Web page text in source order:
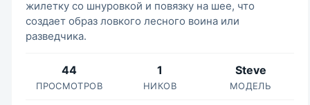
жилетку со шнуровкой и повязку на шее, что
создает образ ловкого лесного воина или
разведчика.
44
ПРОСМОТРОВ
1
НИКОВ
Steve
МОДЕЛЬ